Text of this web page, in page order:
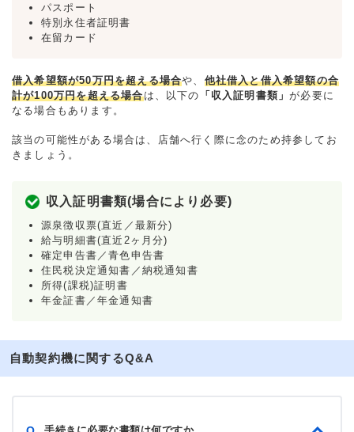
パスポート
特別永住者証明書
在留カード
借入希望額が50万円を超える場合や、 他社借入と借入希望額の合
計が100万円を超える場合は、以下の 「収入証明書類」が必要に
なる場合もあります。
該当の可能性がある場合は、店舗へ行く際に念のため持参してお
きましょう。
収入証明書類(場合により必要)
源泉徴収票(直近／最新分)
給与明細書(直近2ヶ月分)
確定申告書／青色申告書
住民税決定通知書／納税通知書
所得(課税)証明書
年金証書／年金通知書
自動契約機に関するQ&A